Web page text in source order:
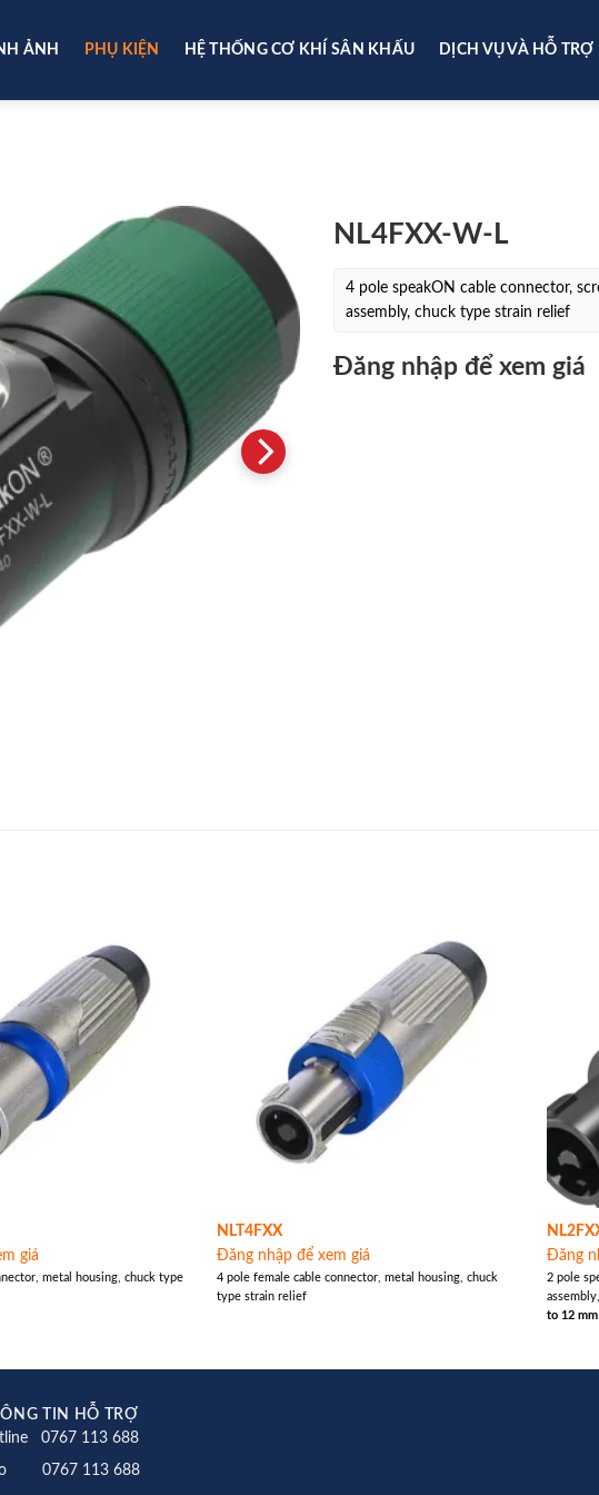
ẢNH PHỤ KIỆN HỆ THỐNG CƠ KHÍ SÂN KHẤU DỊCH VỤ VÀ HỖ TRỢ
NL4FXX-W-L
4 pole speakON cable connector,
assembly, chuck type strain relief
Đăng nhập để xem giá
giá
metal housing, chuck type
NLT4FXX
Đăng nhập để xem giá
4 pole female cable connector, metal housing, chuck
type strain relief
Đăng
2 pole
to 12 mm
TIN HỖ TRỢ
0767 113 688
0767 113 688